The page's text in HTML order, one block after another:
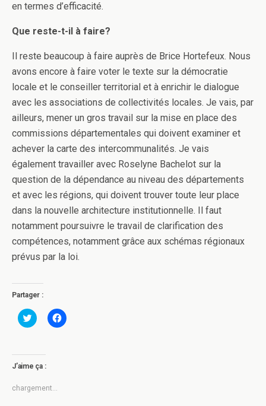
en termes d’efficacité.
Que reste-t-il à faire?
Il reste beaucoup à faire auprès de Brice Hortefeux. Nous
avons encore à faire voter le texte sur la démocratie
locale et le conseiller territorial et à enrichir le dialogue
avec les associations de collectivités locales. Je vais, par
ailleurs, mener un gros travail sur la mise en place des
commissions départementales qui doivent examiner et
achever la carte des intercommunalités. Je vais
également travailler avec Roselyne Bachelot sur la
question de la dépendance au niveau des départements
et avec les régions, qui doivent trouver toute leur place
dans la nouvelle architecture institutionnelle. Il faut
notamment poursuivre le travail de clarification des
compétences, notamment grâce aux schémas régionaux
prévus par la loi.
Partager :
C
l
e
z
p
u
r
C
l
J’aime ça :
chargement…